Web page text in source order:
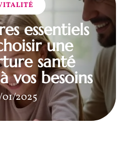
essentiels
une
santé
vos besoins
01/2025